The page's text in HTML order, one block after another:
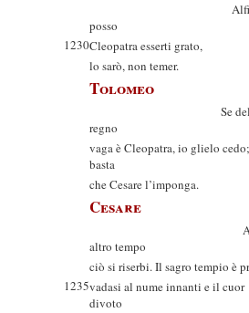
Alfin
posso
1230Cleopatra esserti grato,
lo sarò, non temer.
Tolomeo
Se del
regno
vaga è Cleopatra, io glielo cedo;
basta
che Cesare l’imponga.
Cesare
altro tempo
ciò si riserbi. Il sagro tempio è
1235vadasi al nume innanti e il cuor
divoto